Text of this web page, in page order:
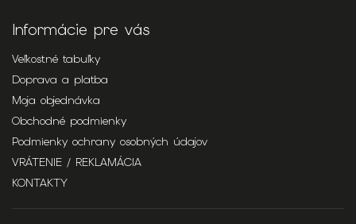
Informácie pre vás
Veľkostné tabuľky
Doprava a platba
Moja objednávka
Obchodné podmienky
Podmienky ochrany osobných údajov
VRÁTENIE / REKLAMÁCIA
KONTAKTY